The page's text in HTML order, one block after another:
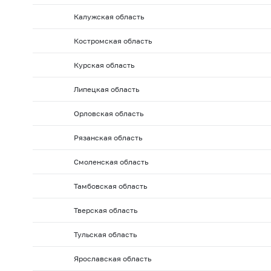
2008 г.: на 01.10
2008 г.: на 01.09
2006 г.: на 01.10
2006 г.: на 01.09
2006 г.: на 01.02
2006 г.: на 01.01
2005 г.: на 01.06
2005 г.: на 01.05
2003 г.: на 01.06
2003 г.: на 01.05
2002 г.: на 01.10
2002 г.: на 01.09
2002 г.: на 01.02
Калужская область
Костромская область
Курская область
Липецкая область
Орловская область
Рязанская область
Смоленская область
Тамбовская область
Тверская область
Тульская область
Ярославская область